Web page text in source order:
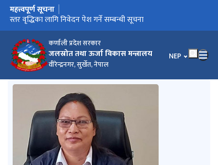
कर्णाली प्रदेश सरकार
जलस्रोत तथा ऊर्जा विकास मन्त्रालय
वीरेन्द्रनगर, सुर्खेत, नेपाल
भाषा चयन गर्नुहोस्
NEP
मुख्य नेभिगेसनमा जानुहोस्
महत्त्वपूर्ण सूचना
स्तर वृद्धिका लागि निवेदन पेश गर्ने सम्बन्धी सूचना